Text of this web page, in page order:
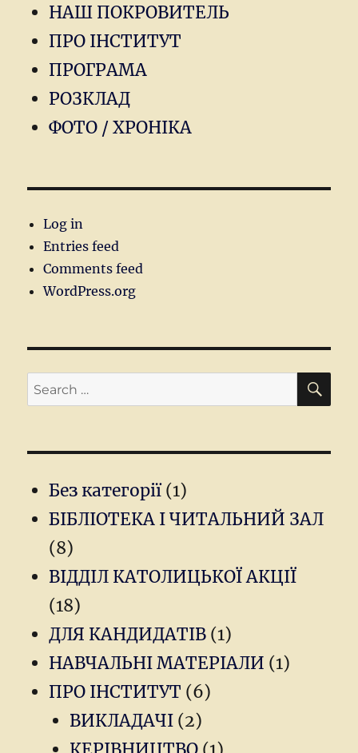
НАШ ПОКРОВИТЕЛЬ
ПРО ІНСТИТУТ
ПРОГРАМА
РОЗКЛАД
ФОТО / ХРОНІКА
Log in
Entries feed
Comments feed
WordPress.org
Search
for:
Без категорії(1)
БІБЛІОТЕКА І ЧИТАЛЬНИЙ ЗАЛ
(8)
ВІДДІЛ КАТОЛИЦЬКОЇ АКЦІЇ
(18)
ДЛЯ КАНДИДАТІВ(1)
НАВЧАЛЬНІ МАТЕРІАЛИ (1)
ПРО ІНСТИТУТ (6)
ВИКЛАДАЧІ(2)